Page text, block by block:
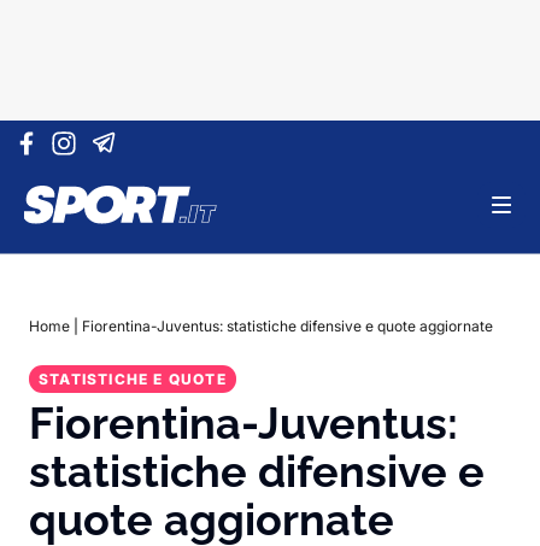
Vai al contenuto
Home Fiorentina-Juventus: statistiche difensive e quote aggiornate
STATISTICHE E QUOTE
Fiorentina-Juventus:
statistiche difensive e
quote aggiornate